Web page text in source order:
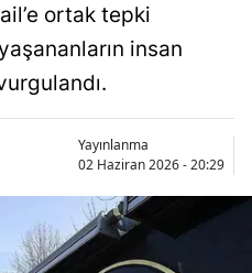
ortak tepki
insan
Yayınlanma
02 Haziran 2026 - 20:29